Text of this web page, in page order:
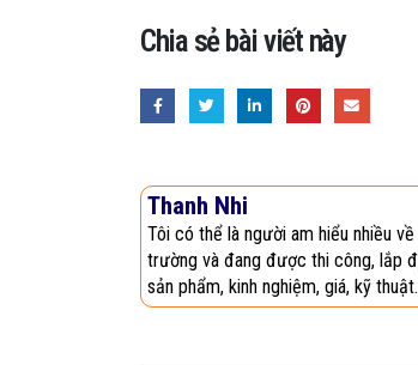
Chia sẻ bài viết này
Thanh Nhi
Tôi có thể là người am hiểu nhiều
trường và đang được thi công, lắp
sản phẩm, kinh nghiệm, giá, kỹ